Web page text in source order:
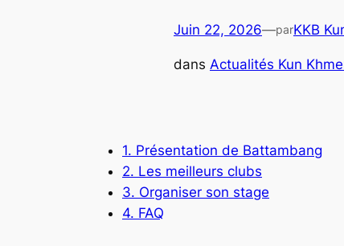
Juin 22, 2026—parKKB
dans Actualités Kun
1. Présentation de Battambang
2. Les meilleurs clubs
3. Organiser son stage
4. FAQ